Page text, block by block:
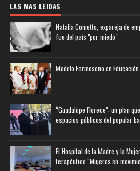
LAS MAS LEIDAS
Natalia Cometto, expareja de
fue del país "por miedo"
Modelo Formoseño en Educación
“Guadalupe Florece”: un plan
espacios públicos del popular
El Hospital de la Madre y la
terapéutico “Mujeres en